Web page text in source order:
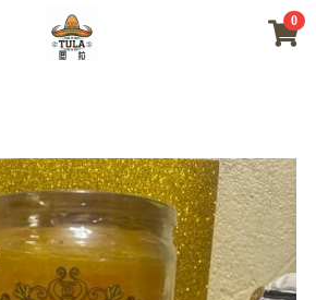
0
×
商品分类